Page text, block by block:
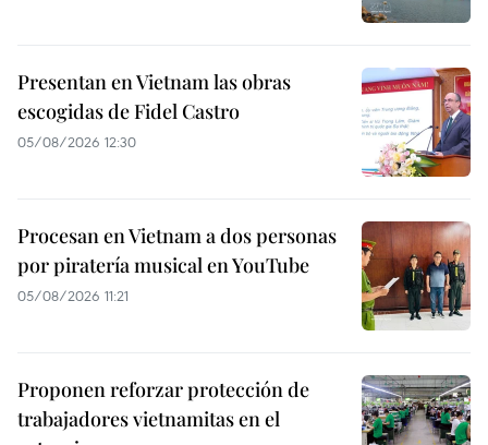
Presentan en Vietnam las obras
escogidas de Fidel Castro
05/08/2026 12:30
Procesan en Vietnam a dos personas
por piratería musical en YouTube
05/08/2026 11:21
Proponen reforzar protección de
trabajadores vietnamitas en el